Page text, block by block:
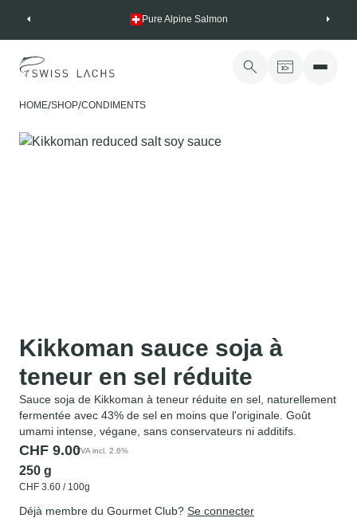
Pure Alpine Salmon
HOME/SHOP/CONDIMENTS
Kikkoman sauce soja à
teneur en sel réduite
Sauce soja de Kikkoman à teneur réduite en sel, naturellement
fermentée avec 43% de sel en moins que l'originale. Goût
umami intense, végane, sans conservateurs ni additifs.
CHF 9.00TVA incl. 2.6%
250 g
CHF 3.60 / 100g
Déjà membre du Gourmet Club? Se connecter